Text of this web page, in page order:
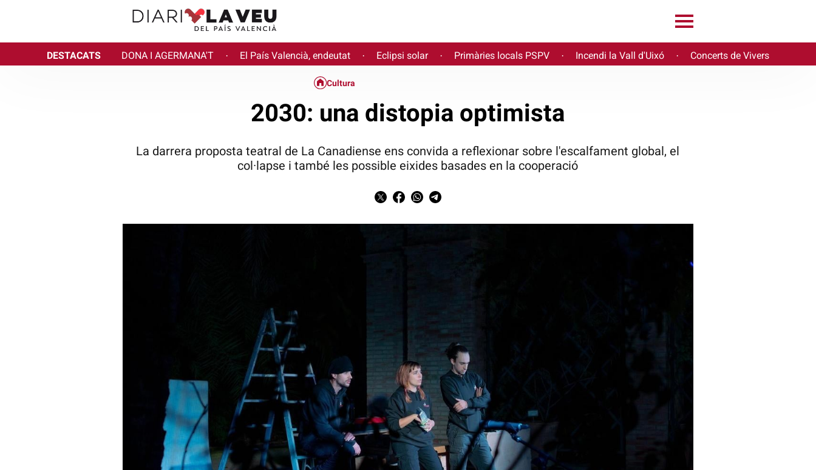
DESTACATS DONA I AGERMANA'T · El País Valencià, endeutat · Eclipsi solar · Primàries locals PSPV · Incendi la Vall d'Uixó · Concerts de Vivers
Cultura
2030: una distopia optimista
La darrera proposta teatral de La Canadiense ens convida a reflexionar sobre l'escalfament global, el
col·lapse i també les possible eixides basades en la cooperació